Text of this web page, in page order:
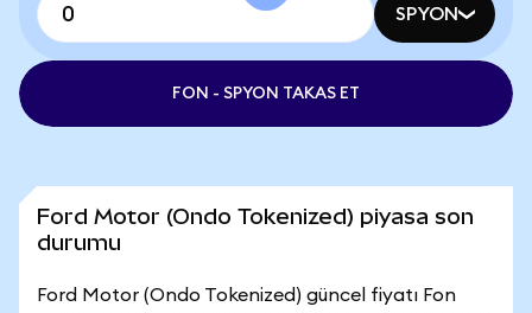
SPYON
FON - SPYON TAKAS ET
Ford Motor (Ondo Tokenized) piyasa son
durumu
Ford Motor (Ondo Tokenized) güncel fiyatı Fon